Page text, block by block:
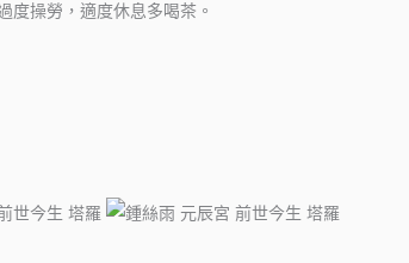
度操勞，適度休息多喝茶。